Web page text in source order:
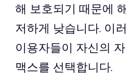
해 보호되기 때문에
저하게 낮습니다. 이
이용자들이 자신의
맥스를 선택합니다.